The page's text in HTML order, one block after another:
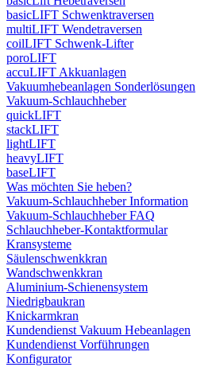
basicLIFT Schwenktraversen
multiLIFT Wendetraversen
coilLIFT Schwenk-Lifter
poroLIFT
accuLIFT Akkuanlagen
Vakuumhebeanlagen Sonderlösungen
Vakuum-Schlauchheber
quickLIFT
stackLIFT
lightLIFT
heavyLIFT
baseLIFT
Was möchten Sie heben?
Vakuum-Schlauchheber Information
Vakuum-Schlauchheber FAQ
Schlauchheber-Kontaktformular
Kransysteme
Säulenschwenkkran
Wandschwenkkran
Aluminium-Schienensystem
Niedrigbaukran
Knickarmkran
Kundendienst Vakuum Hebeanlagen
Kundendienst Vorführungen
Konfigurator